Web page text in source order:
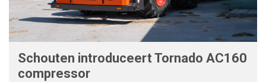
Schouten introduceert Tornado AC160
compressor